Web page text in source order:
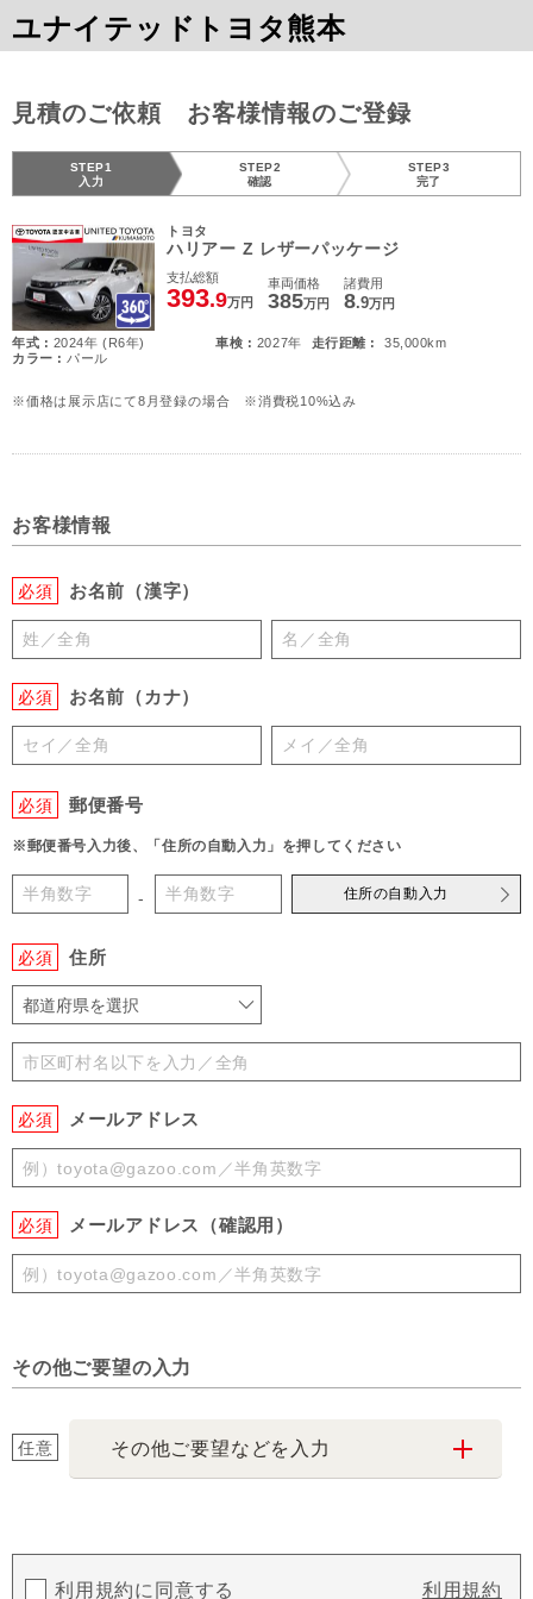
ユナイテッドトヨタ熊本
見積のご依頼 お客様情報のご登録
STEP1
入力
STEP2
確認
STEP3
完了
トヨタ
ハリアー Z レザーパッケージ
支払総額
393.9万円
車両価格
385万円
諸費用
8.9万円
年式 : 2024年 (R6年) 車検 : 2027年 走行距離 :
35,000km
カラー : パール
※価格は展示店にて8月登録の場合 ※消費税10%込み
お客様情報
必須 お名前（漢字）
必須 お名前（カナ）
必須 郵便番号
※郵便番号入力後、「住所の自動入力」を押してください
- 住所の自動入力
必須 住所
都道府県を選択
必須 メールアドレス
必須 メールアドレス（確認用）
その他ご要望の入力
任意 その他ご要望などを入力
利用規約に同意する 利用規約